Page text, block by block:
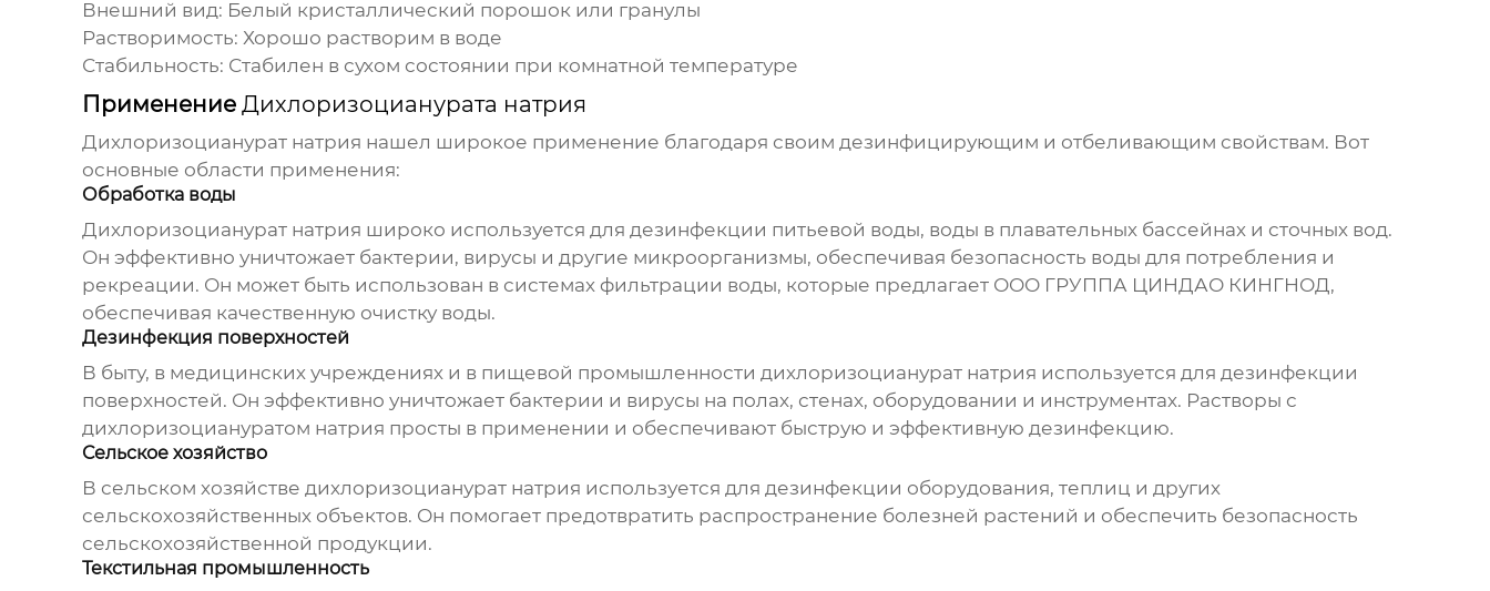
Внешний вид: Белый кристаллический порошок или гранулы
Растворимость: Хорошо растворим в воде
Стабильность: Стабилен в сухом состоянии при комнатной температуре
Применение Дихлоризоцианурата натрия
Дихлоризоцианурат натрия нашел широкое применение благодаря своим дезинфицирующим и отбеливающим свойствам. Вот
основные области применения:
Обработка воды
Дихлоризоцианурат натрия широко используется для дезинфекции питьевой воды, воды в плавательных бассейнах и сточных вод.
Он эффективно уничтожает бактерии, вирусы и другие микроорганизмы, обеспечивая безопасность воды для потребления и
рекреации. Он может быть использован в системах фильтрации воды, которые предлагает ООО ГРУППА ЦИНДАО КИНГНОД,
обеспечивая качественную очистку воды.
Дезинфекция поверхностей
В быту, в медицинских учреждениях и в пищевой промышленности дихлоризоцианурат натрия используется для дезинфекции
поверхностей. Он эффективно уничтожает бактерии и вирусы на полах, стенах, оборудовании и инструментах. Растворы с
дихлоризоциануратом натрия просты в применении и обеспечивают быструю и эффективную дезинфекцию.
Сельское хозяйство
В сельском хозяйстве дихлоризоцианурат натрия используется для дезинфекции оборудования, теплиц и других
сельскохозяйственных объектов. Он помогает предотвратить распространение болезней растений и обеспечить безопасность
сельскохозяйственной продукции.
Текстильная промышленность